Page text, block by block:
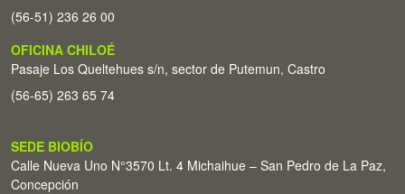
(56-51) 236 26 00
OFICINA CHILOÉ
Pasaje Los Queltehues s/n, sector de Putemun, Castro
(56-65) 263 65 74
SEDE BIOBÍO
Calle Nueva Uno N°3570 Lt. 4 Michaihue – San Pedro de La Paz,
Concepción